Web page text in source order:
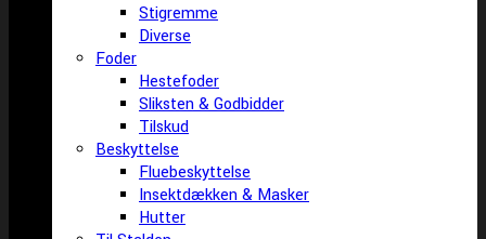
Stigremme
Diverse
Foder
Hestefoder
Sliksten & Godbidder
Tilskud
Beskyttelse
Fluebeskyttelse
Insektdækken & Masker
Hutter